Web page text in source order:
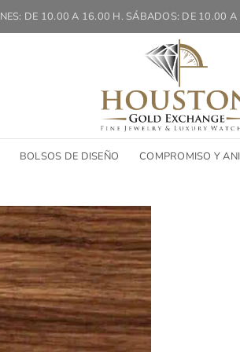
DE 10.00 A 16.00 H. SÁBADOS: DE 10.00
BOLSOS DE DISEÑO COMPROMISO Y